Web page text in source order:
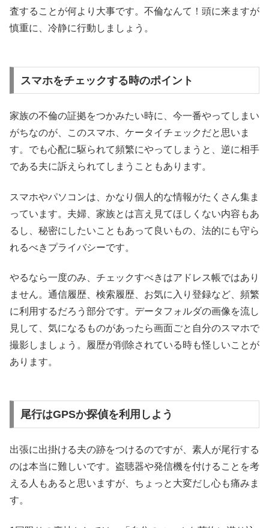
査することが何より大事です。不倫なんて！頭に来ますが
慎重に、冷静に行動しましょう。
スマホをチェックする時のポイント
家族の不倫の証拠をつかみたい時に、今一番やってしまい
がちなのが、このスマホ、ケータイチェックだと思いま
す。でも心配に駆られて頻繁にやってしまうと、逆に相手
である夫に訴えられてしまうこともあります。
スマホやパソコンは、かなり個人的な情報がたくさん集ま
っています。夫婦、家族とは言え見てほしくない内容もあ
るし、秘密にしたいこともあって良いもの、法的にも守ら
れるべきプライバシーです。
やるなら一度のみ、チェックすべきはアドレス帳ではあり
ません。通信履歴、検索履歴、お気に入り登録など、頻繁
に利用するだろう部分です。データフォルダの画像を流し
見して、気になるものがあったら画面ごと自分のスマホで
撮影しましょう。履歴が削除されている時も怪しいことが
あります。
尾行はGPSか探偵を利用しよう
出張に出掛ける夫の跡をつけるのですが、素人が尾行する
のは本当に難しいです。盗聴器や発信機を付けることを考
える人もあると思いますが、ちょっと大変だし心も痛みま
す。